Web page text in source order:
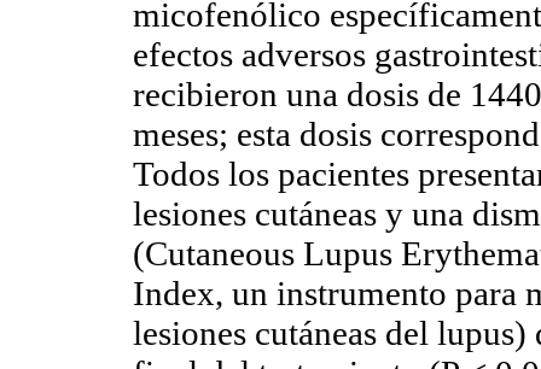
micofenólico
efectos adversos
recibieron una dosis de
meses; esta dosis
Todos los pacientes
lesiones cutáneas y una
(Cutaneous Lupus
Index, un instrumento para
lesiones cutáneas del